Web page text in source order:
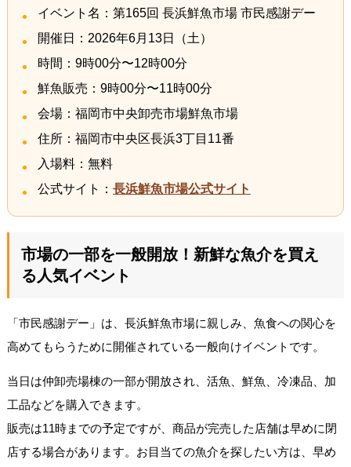
イベント名：第165回 長浜鮮魚市場 市民感謝デー
開催日：2026年6月13日（土）
時間：9時00分〜12時00分
鮮魚販売：9時00分〜11時00分
会場：福岡市中央卸売市場鮮魚市場
住所：福岡市中央区長浜3丁目11番
入場料：無料
公式サイト： 長浜鮮魚市場公式サイト
市場の一部を一般開放！新鮮な魚介を買え
る人気イベント
「市民感謝デー」は、長浜鮮魚市場に親しみ、魚食への関心を
高めてもらうために開催されている一般向けイベントです。
当日は仲卸売場棟の一部が開放され、活魚、鮮魚、冷凍品、加
工品などを購入できます。
販売は11時までの予定ですが、商品が完売した店舗は早めに閉
店する場合があります。お目当ての魚介を探したい方は、早め